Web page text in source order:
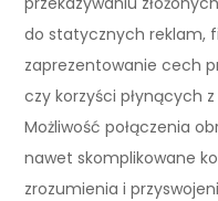
do statycznych reklam,
zaprezentowanie cech
czy korzyści płynących
Możliwość połączenia
nawet skomplikowane
zrozumienia i